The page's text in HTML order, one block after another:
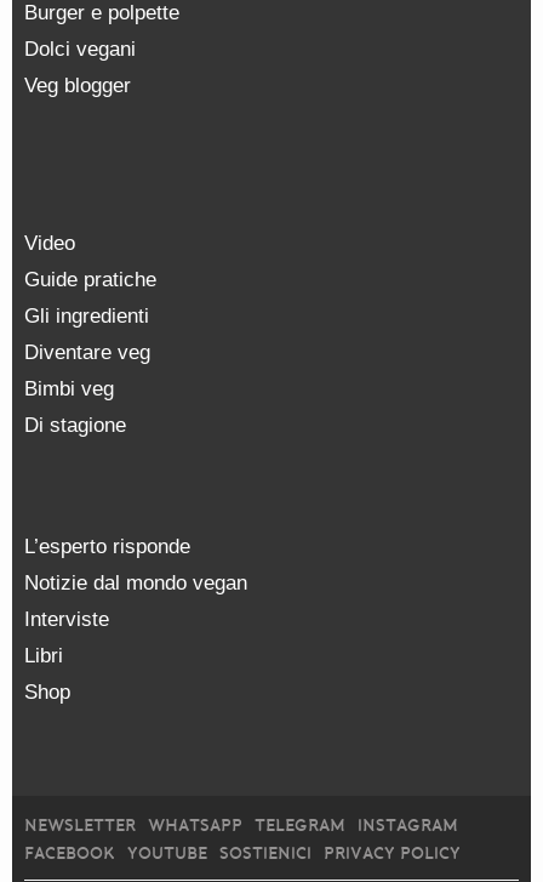
Burger e polpette
Dolci vegani
Veg blogger
Video
Guide pratiche
Gli ingredienti
Diventare veg
Bimbi veg
Di stagione
L’esperto risponde
Notizie dal mondo vegan
Interviste
Libri
Shop
NEWSLETTER WHATSAPP TELEGRAM
INSTAGRAM
FACEBOOK
YOUTUBE SOSTIENICI PRIVACY POLICY